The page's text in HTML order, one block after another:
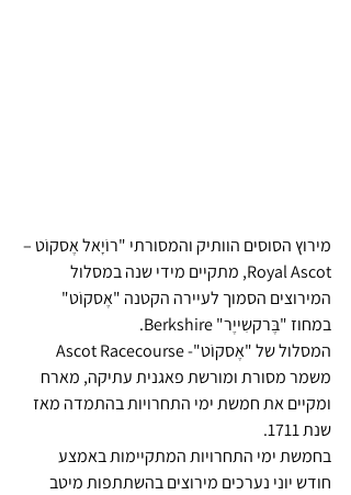
מירוץ הסוסים הוותיק והמסורתי "רוֹיָאל אֶסקוֹט –
Royal Ascot, מתקיים מידי שנה במסלול
המירוצים הסמוך לעיירה הקטנה "אֶסקוֹט"
במחוז "בֶּרקשִייֶר" Berkshire.
משמר מסורת ומורשת פאגנית עתיקה, מארח
ומקיים את חמשת ימי התחרויות בהתמדה מאז
שנת 1711.
בחמשת ימי התחרויות המתקיימות באמצע
חודש יוני נערכים מירוצים בהשתתפות מיטב